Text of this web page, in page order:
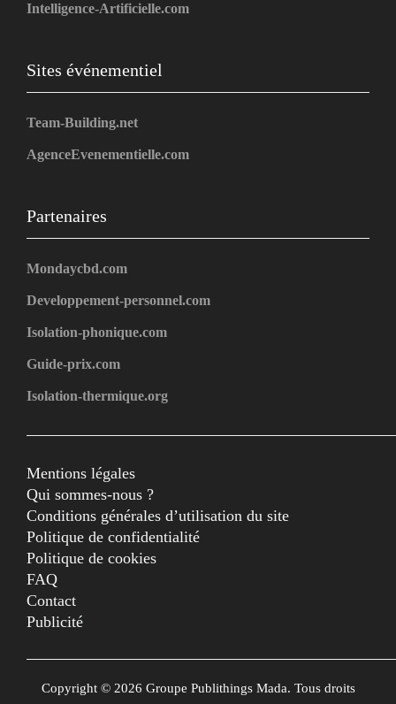
Intelligence-Artificielle.com
Sites événementiel
Team-Building.net
AgenceEvenementielle.com
Partenaires
Mondaycbd.com
Developpement-personnel.com
Isolation-phonique.com
Guide-prix.com
Isolation-thermique.org
Mentions légales
Qui sommes-nous ?
Conditions générales d’utilisation du site
Politique de confidentialité
Politique de cookies
FAQ
Contact
Publicité
Copyright © 2026 Groupe Publithings Mada. Tous droits